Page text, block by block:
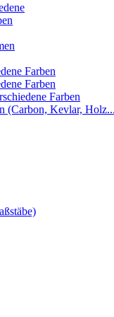
Farben
Farben
Farben
(Carbon, Kevlar,